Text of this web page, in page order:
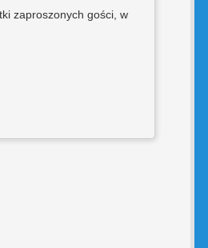
zaproszonych gości, w